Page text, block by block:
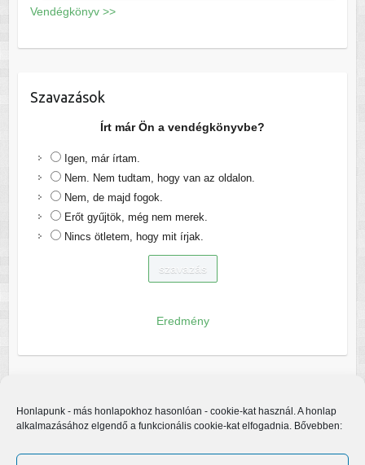
Honlapunk - más honlapokhoz hasonlóan - cookie-kat használ. A honlap
alkalmazásához elgendő a funkcionális cookie-kat elfogadnia. Bővebben:
Vendégkönyv >>
Szavazások
Írt már Ön a vendégkönyvbe?
Igen, már írtam.
Nem. Nem tudtam, hogy van az oldalon.
Nem, de majd fogok.
Erőt gyűjtök, még nem merek.
Nincs ötletem, hogy mit írjak.
Eredmény